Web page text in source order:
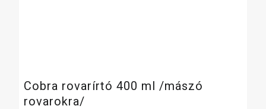
Cobra rovarírtó 400 ml /mászó
rovarokra/